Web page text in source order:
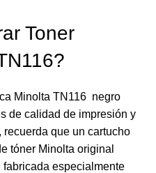
Toner
Minolta TN116 negro
de calidad de impresión y
que un cartucho
tóner Minolta original
especialmente